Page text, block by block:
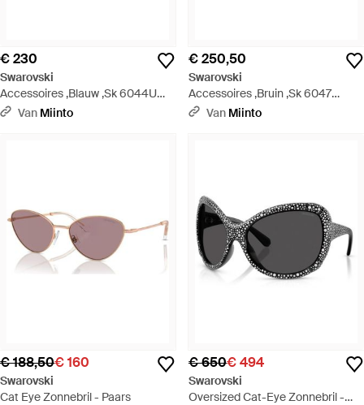
€ 230
Swarovski
Accessoires ,Blauw ,Sk 6044U
Zonnebril - Blauw
Van Miinto
€ 250,50
Swarovski
Accessoires ,Bruin ,Sk 6047
Zonnebril - Bruin
Van Miinto
€ 188,50€ 160
Swarovski
Cat Eye Zonnebril - Paars
€ 650€ 494
Swarovski
Oversized Cat-Eye Zonnebril -